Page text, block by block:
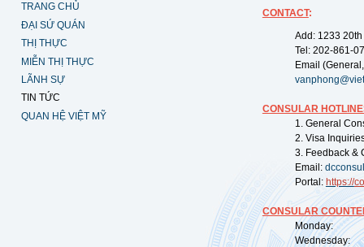
TRANG CHỦ
ĐẠI SỨ QUÁN
THỊ THỰC
MIỄN THỊ THỰC
LÃNH SỰ
TIN TỨC
QUAN HỆ VIỆT MỸ
CONTACT:
Add: 1233
Tel: 202-861-
Email
CONSULAR
1. General
2. Visa
3. Feedback &
Email:
Portal: https://
CONSULAR
Monday:
Wednesday: